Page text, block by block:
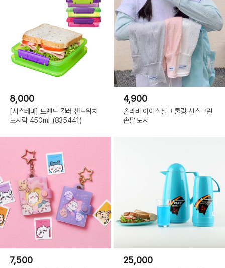
8,000
[시스테마] 트렌드 컬러 샌드위치
도시락 450ml_(835441)
4,900
솔라비 아이스실크 쿨링 선스크린
손팔 토시
7,500 25,000